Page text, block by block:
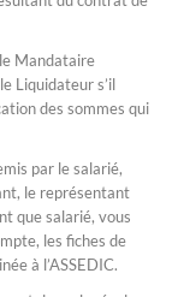
Mandataire
Liquidateur s’il
des sommes qui
par le salarié,
le représentant
que salarié, vous
les fiches de
à l’ASSEDIC.